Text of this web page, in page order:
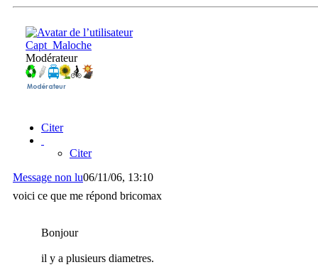
Capt_Maloche
Modérateur
Citer
Citer
Message non lu06/11/06, 13:10
voici ce que me répond bricomax
Bonjour
il y a plusieurs diametres.